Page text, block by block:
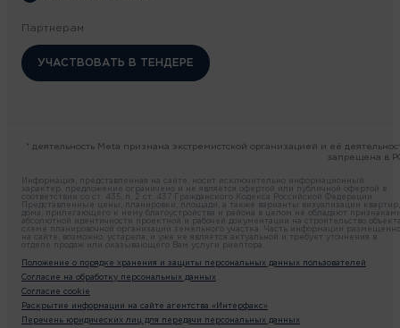
Партнерам
УЧАСТВОВАТЬ В ТЕНДЕРЕ
* деятельность Meta признана экстремистской организацией и её
запрещена в
Информация, представленная на сайте, носит исключительно информационный
характер, предложение ограничено и не является офертой или публичной офертой в
соответствии со ст. 435, п. 2 ст. 437 Гражданского Кодекса Российской Федерации.
Представленные цены, планировки, площади, а также варианты визуализации квартир,
дома, прилегающего к нему благоустройства и района в целом не обладают
абсолютной идентичности проектной и рабочей документации на строительство
схеме планировочной организации земельного участка. Часть информации
на сайте, возможно, устарела, и уже не является актуальной и требует уточнения в
отделе продаж или оказывающего Вам услуги риелтора.
Положение о порядке хранения и защиты персональных данных пользователей
Согласие на обработку персональных данных
Согласие cookie
Раскрытие информации на сайте агентства «Интерфакс»
Перечень юридических лиц для передачи персональных данных